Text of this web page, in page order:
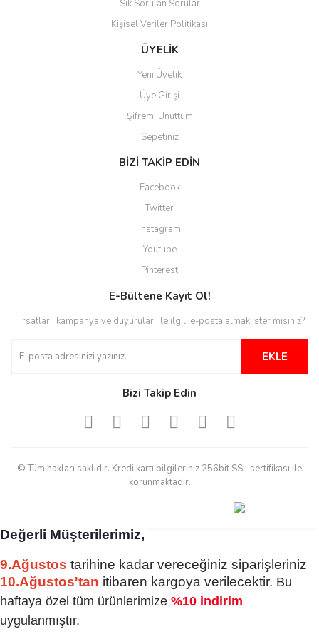
kolaylaşıyor. Yani site de
hazırlanmış çok düzenli bir site.
derecede beğendim
Kolay ve hizli alisveris
Deneyimini Paylaş
Sık Sorulan Sorular
Kişisel Veriler Politikası
ÜYELİK
Yeni Üyelik
Üye Girişi
Şifremi Unuttum
Sepetiniz
BİZİ TAKİP EDİN
Facebook
Twitter
Instagram
Youtube
Pinterest
E-Bültene Kayıt Ol!
Fırsatları, kampanya ve duyuruları ile ilgili e-posta almak ister misiniz?
EKLE
Bizi Takip Edin
© Tüm hakları saklıdır. Kredi kartı bilgileriniz 256bit SSL sertifikası ile
korunmaktadır.
Değerli Müşterilerimiz,
9.Ağustos tarihine kadar vereceğiniz siparişleriniz
10.Ağustos'tan itibaren kargoya verilecektir. Bu
haftaya özel tüm ürünlerimize %10 indirim
uygulanmıştır.